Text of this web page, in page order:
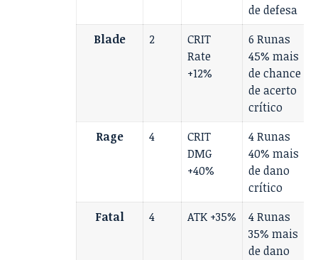
de defesa
Blade
2
CRIT
Rate
+12%
6 Runas
45% mais
de chance
de acerto
crítico
Rage
4
CRIT
DMG
+40%
4 Runas
40% mais
de dano
crítico
Fatal
4 ATK +35%
4 Runas
35% mais
de dano